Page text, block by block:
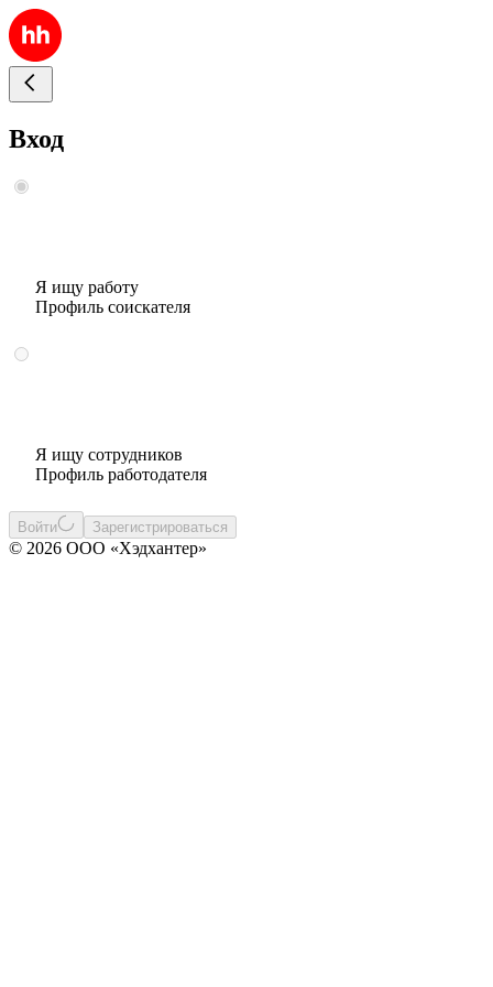
Вход
Я ищу работу
Профиль соискателя
Я ищу сотрудников
Профиль работодателя
Войти Зарегистрироваться
© 2026 ООО «Хэдхантер»